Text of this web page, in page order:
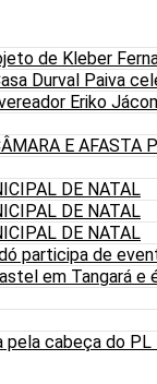
de Kleber
Durval Paiva
Eriko
E AFASTA
DE NATAL
DE NATAL
DE NATAL
participa de
em Tangará e
pela cabeça do